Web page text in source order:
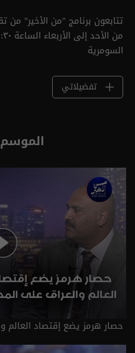
تتابعون برنامج "من الأخير" من
السومرية
تفضيلاتي
الموسم 3
حصار هرمز يضع إقتصاد العالم
م٣ - حلقة ١١ | الموسم 3